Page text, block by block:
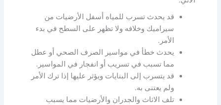
قد يحدث تسرب للمياه أسفل الأرضيات من
سيراميك وخلافه ولا تظهر على السطح في بدء
الأمر.
يحدث خطأ في مواسير الصرف الصحي أو عطل
مما تسبب في تسريب أو انفجار في المواسير.
قد يتسرب إلى البنايات ويؤثر عليها إذا ترك الأمر
ولم يعتنى به.
تلف الاثاث والجدران والأرضيات مما يسبب